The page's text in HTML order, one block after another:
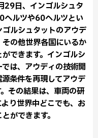
29日、インゴルシュタ
ルツや60ヘルツとい
ルシュタットのアウデ
の他世界各国にいるか
できます。インゴルシ
は、アウディの技術開
条件を再現してアウデ
その結果は、車両の研
り世界中どこでも、お
ができます。